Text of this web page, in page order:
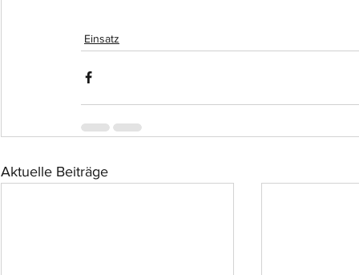
Einsatz
Aktuelle Beiträge